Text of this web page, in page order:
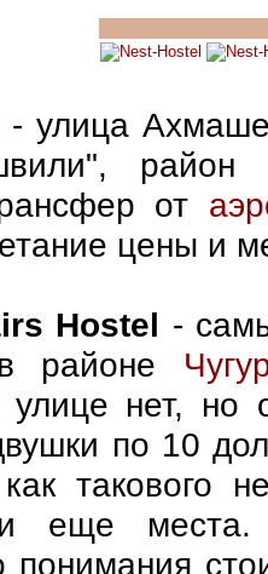
- улица
район
от
цены и
Hostel -
районе
нет, но
по 10
такового
еще места.
понимания